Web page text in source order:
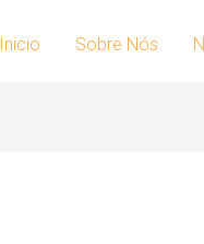
Inicio Sobre Nós